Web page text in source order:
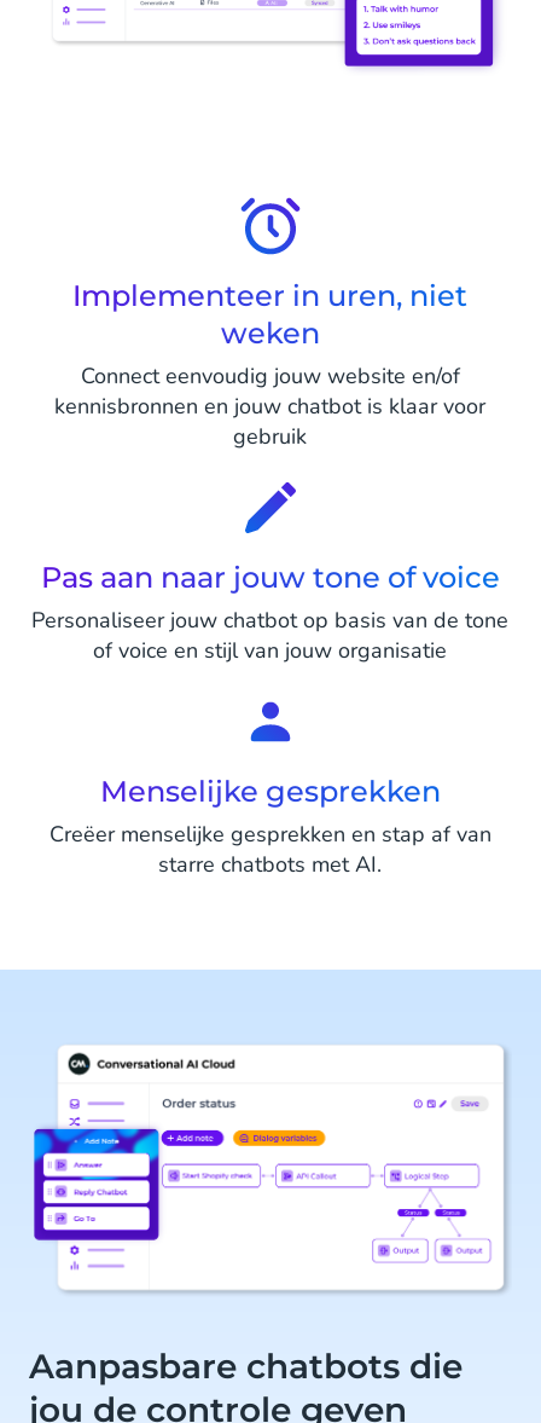
Implementeer in uren, niet
weken
Connect eenvoudig jouw website en/of
kennisbronnen en jouw chatbot is klaar voor
gebruik
Pas aan naar jouw tone of voice
Personaliseer jouw chatbot op basis van de tone
of voice en stijl van jouw organisatie
Menselijke gesprekken
Creëer menselijke gesprekken en stap af van
starre chatbots met AI.
Aanpasbare chatbots die
jou de controle geven